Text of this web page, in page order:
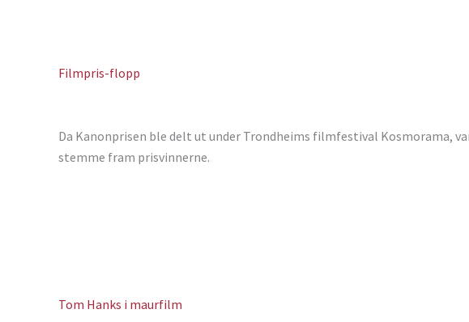
Filmpris-flopp
Da Kanonprisen ble delt ut under Trondheims filmfestival Kosmorama,
stemme fram prisvinnerne.
Tom Hanks i maurfilm